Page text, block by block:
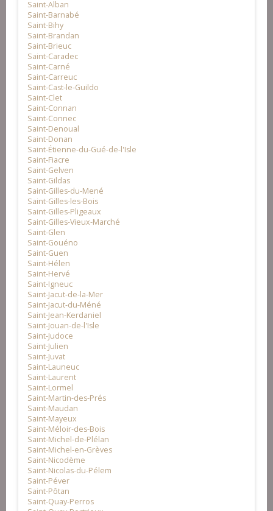
Saint-Alban
Saint-Barnabé
Saint-Bihy
Saint-Brandan
Saint-Brieuc
Saint-Caradec
Saint-Carné
Saint-Carreuc
Saint-Cast-le-Guildo
Saint-Clet
Saint-Connan
Saint-Connec
Saint-Denoual
Saint-Donan
Saint-Étienne-du-Gué-de-l'Isle
Saint-Fiacre
Saint-Gelven
Saint-Gildas
Saint-Gilles-du-Mené
Saint-Gilles-les-Bois
Saint-Gilles-Pligeaux
Saint-Gilles-Vieux-Marché
Saint-Glen
Saint-Gouéno
Saint-Guen
Saint-Hélen
Saint-Hervé
Saint-Igneuc
Saint-Jacut-de-la-Mer
Saint-Jacut-du-Méné
Saint-Jean-Kerdaniel
Saint-Jouan-de-l'Isle
Saint-Judoce
Saint-Julien
Saint-Juvat
Saint-Launeuc
Saint-Laurent
Saint-Lormel
Saint-Martin-des-Prés
Saint-Maudan
Saint-Mayeux
Saint-Méloir-des-Bois
Saint-Michel-de-Plélan
Saint-Michel-en-Grèves
Saint-Nicodème
Saint-Nicolas-du-Pélem
Saint-Péver
Saint-Pôtan
Saint-Quay-Perros